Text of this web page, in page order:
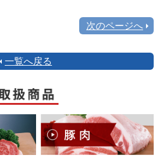
次のページへ
一覧へ戻る